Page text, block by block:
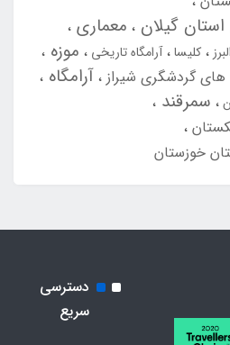
گیلان معماری
کلیسا آرامگاه تاریخی موزه
های گردشگری شیراز آرامگاه
سمرقند
خوزستان
دسترسی
سریع